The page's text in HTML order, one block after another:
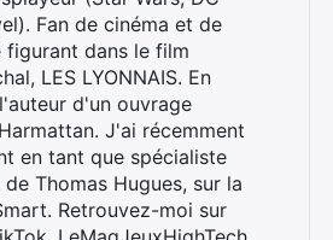
Fan de cinéma et de
figurant dans le film
LES LYONNAIS. En
d'un ouvrage
J'ai récemment
en tant que spécialiste
Thomas Hugues, sur la
Retrouvez-moi sur